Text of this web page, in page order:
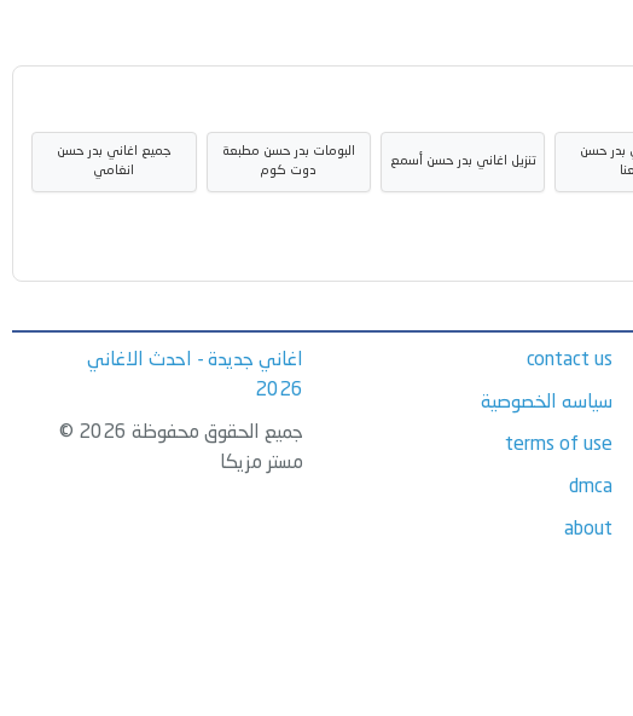
بدر حسن
تنزيل اغاني بدر حسن أسمع
البومات بدر حسن مطبعة
دوت كوم
جميع اغاني بدر حسن
انغامي
contact us
سياسه الخصوصية
terms of use
dmca
about
اغاني جديدة - احدث الاغاني
2026
جميع الحقوق محفوظة 2026 ©
مستر مزيكا